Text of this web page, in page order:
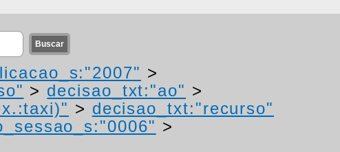
>
> decisao_txt:"ao" >
> decisao_txt:"recurso"
>